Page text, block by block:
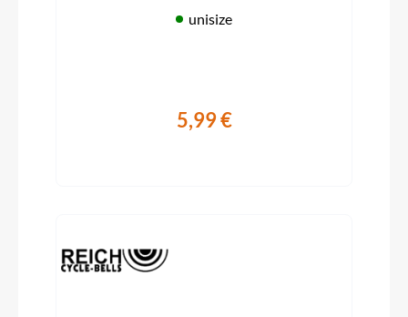
unisize
5,99 €